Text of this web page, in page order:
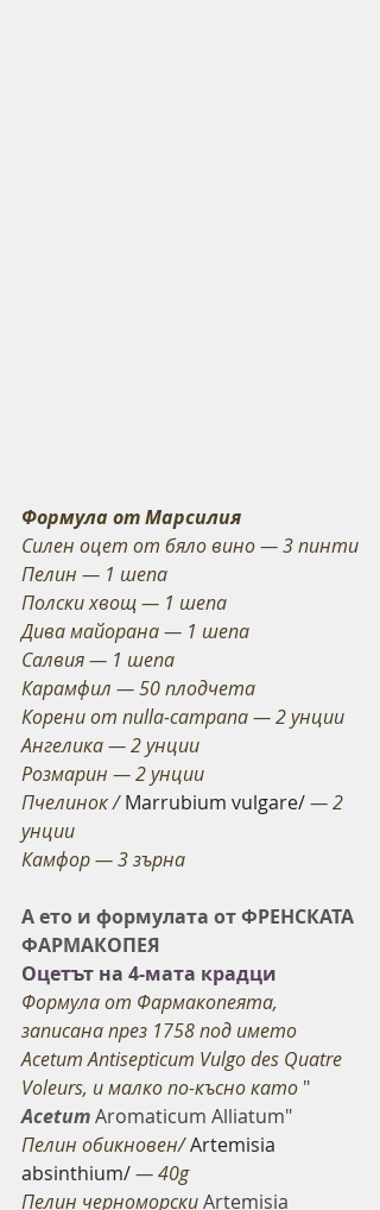
Формула от Марсилия
Силен оцет от бяло вино — 3 пинти
Пелин — 1 шепа
Полски хвощ — 1 шепа
Дива майорана — 1 шепа
Салвия — 1 шепа
Карамфил — 50 плодчета
Корени от nulla-​campana — 2 унции
Ангелика — 2 унции
Розмарин — 2 унции
Пчелинок / Marrubium vulgare/ — 2
унции
Камфор — 3 зърна
А ето и формулата от ФРЕНСКАТА
ФАРМАКОПЕЯ
Оцетът на 4-мата крадци
Формула от Фармакопеята,
записана през 1758 под името
Acetum Antisepticum Vulgo des Qua­tre
Voleurs, и малко по-късно като "
Acetum Aromaticum Alliatum"
Пелин обикновен/ Artemisia
absinthium/ — 40g
Пелин черноморски Artemisia